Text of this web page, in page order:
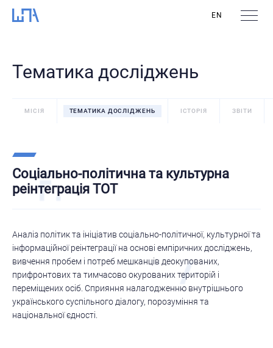
EN
Тематика досліджень
МІСІЯ ТЕМАТИКА ДОСЛІДЖЕНЬ ІСТОРІЯ ЗВІТИ
Соціально-політична та культурна
реінтеграція ТОТ
Аналіз політик та ініціатив соціально-політичної, культурної та
інформаційної реінтеграції на основі емпіричних досліджень,
вивчення пробем і потреб мешканців деокупованих,
прифронтових та тимчасово окурованих територій і
переміщених осіб. Сприяння налагодженню внутрішнього
українського суспільного діалогу, порозуміння та
національної єдності.